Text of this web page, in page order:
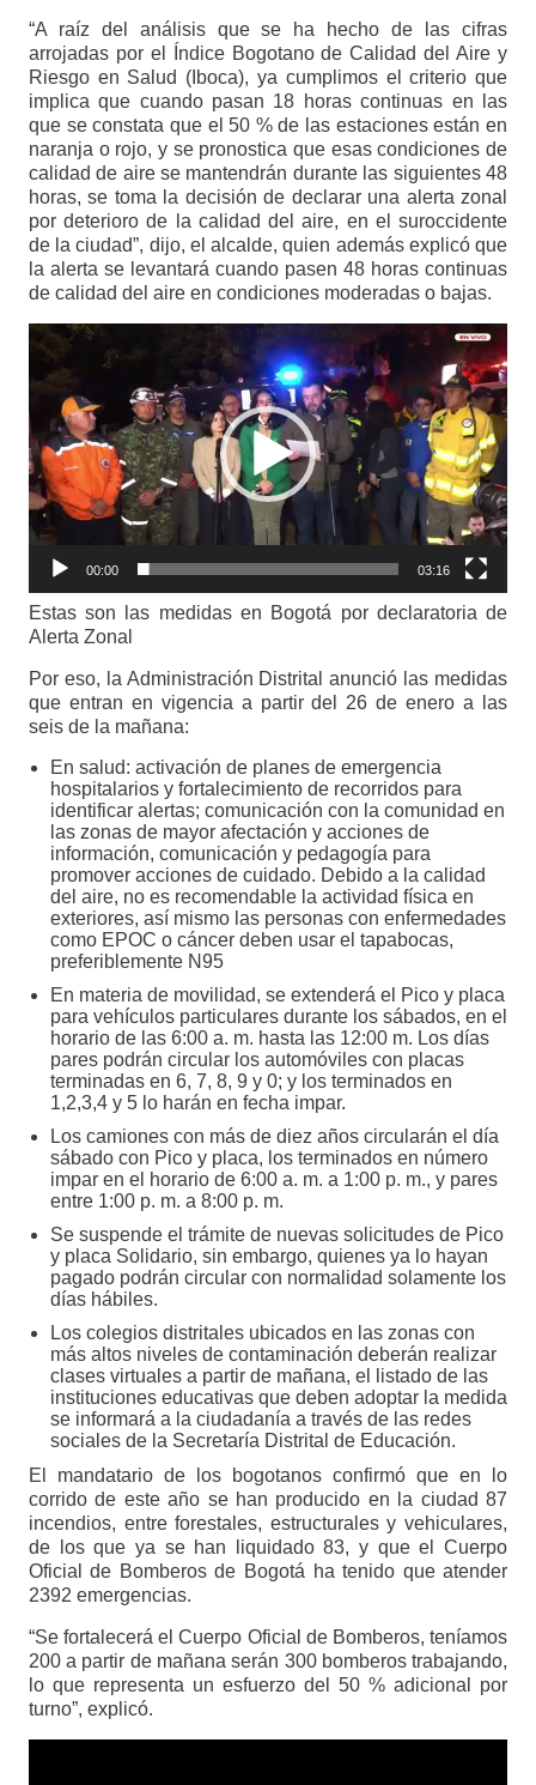
“A raíz del análisis que se ha hecho de las cifras
arrojadas por el Índice Bogotano de Calidad del Aire y
Riesgo en Salud (Iboca), ya cumplimos el criterio que
implica que cuando pasan 18 horas continuas en las
que se constata que el 50 % de las estaciones están en
naranja o rojo, y se pronostica que esas condiciones de
calidad de aire se mantendrán durante las siguientes 48
horas, se toma la decisión de declarar una alerta zonal
por deterioro de la calidad del aire, en el suroccidente
de la ciudad”, dijo, el alcalde, quien además explicó que
la alerta se levantará cuando pasen 48 horas continuas
de calidad del aire en condiciones moderadas o bajas.
Reproductor
de
vídeo
00:00 03:16
Estas son las medidas en Bogotá por declaratoria de
Alerta Zonal
Por eso, la Administración Distrital anunció las medidas
que entran en vigencia a partir del 26 de enero a las
seis de la mañana:
En salud: activación de planes de emergencia
hospitalarios y fortalecimiento de recorridos para
identificar alertas; comunicación con la comunidad en
las zonas de mayor afectación y acciones de
información, comunicación y pedagogía para
promover acciones de cuidado. Debido a la calidad
del aire, no es recomendable la actividad física en
exteriores, así mismo las personas con enfermedades
como EPOC o cáncer deben usar el tapabocas,
preferiblemente N95
En materia de movilidad, se extenderá el Pico y placa
para vehículos particulares durante los sábados, en el
horario de las 6:00 a. m. hasta las 12:00 m. Los días
pares podrán circular los automóviles con placas
terminadas en 6, 7, 8, 9 y 0; y los terminados en
1,2,3,4 y 5 lo harán en fecha impar.
Los camiones con más de diez años circularán el día
sábado con Pico y placa, los terminados en número
impar en el horario de 6:00 a. m. a 1:00 p. m., y pares
entre 1:00 p. m. a 8:00 p. m.
Se suspende el trámite de nuevas solicitudes de Pico
y placa Solidario, sin embargo, quienes ya lo hayan
pagado podrán circular con normalidad solamente los
días hábiles.
Los colegios distritales ubicados en las zonas con
más altos niveles de contaminación deberán realizar
clases virtuales a partir de mañana, el listado de las
instituciones educativas que deben adoptar la medida
se informará a la ciudadanía a través de las redes
sociales de la Secretaría Distrital de Educación.
El mandatario de los bogotanos confirmó que en lo
corrido de este año se han producido en la ciudad 87
incendios, entre forestales, estructurales y vehiculares,
de los que ya se han liquidado 83, y que el Cuerpo
Oficial de Bomberos de Bogotá ha tenido que atender
2392 emergencias.
“Se fortalecerá el Cuerpo Oficial de Bomberos, teníamos
200 a partir de mañana serán 300 bomberos trabajando,
lo que representa un esfuerzo del 50 % adicional por
turno”, explicó.